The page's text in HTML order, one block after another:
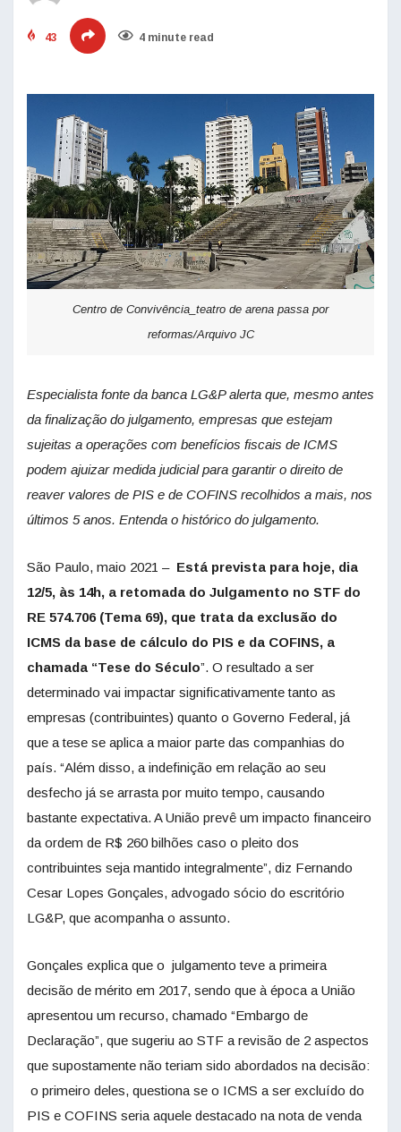
43 4 minute read
Centro de Convivência_teatro de arena passa por
reformas/Arquivo JC
Especialista fonte da banca LG&P alerta que, mesmo antes
da finalização do julgamento, empresas que estejam
sujeitas a operações com benefícios fiscais de ICMS
podem ajuizar medida judicial para garantir o direito de
reaver valores de PIS e de COFINS recolhidos a mais, nos
últimos 5 anos. Entenda o histórico do julgamento.
São Paulo, maio 2021 – Está prevista para hoje, dia
12/5, às 14h, a retomada do Julgamento no STF do
RE 574.706 (Tema 69), que trata da exclusão do
ICMS da base de cálculo do PIS e da COFINS, a
chamada “Tese do Século”. O resultado a ser
determinado vai impactar significativamente tanto as
empresas (contribuintes) quanto o Governo Federal, já
que a tese se aplica a maior parte das companhias do
país. “Além disso, a indefinição em relação ao seu
desfecho já se arrasta por muito tempo, causando
bastante expectativa. A União prevê um impacto financeiro
da ordem de R$ 260 bilhões caso o pleito dos
contribuintes seja mantido integralmente”, diz Fernando
Cesar Lopes Gonçales, advogado sócio do escritório
LG&P, que acompanha o assunto.
Gonçales explica que o julgamento teve a primeira
decisão de mérito em 2017, sendo que à época a União
apresentou um recurso, chamado “Embargo de
Declaração”, que sugeriu ao STF a revisão de 2 aspectos
que supostamente não teriam sido abordados na decisão:
o primeiro deles, questiona se o ICMS a ser excluído do
PIS e COFINS seria aquele destacado na nota de venda